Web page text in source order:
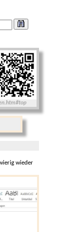
wieder